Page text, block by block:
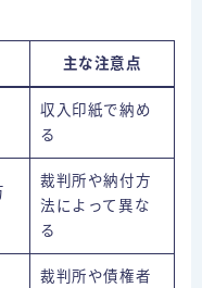
主な注意点
収入印紙で納め
る
裁判所や納付方
法によって異な
る
裁判所や債権者